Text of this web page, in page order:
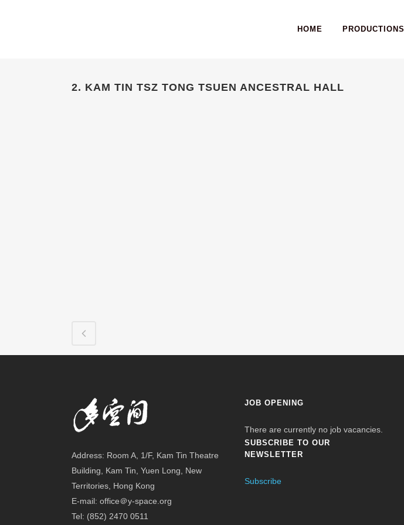
HOME PRODUCTIONS
2. KAM TIN TSZ TONG TSUEN ANCESTRAL HALL
Address: Room A, 1/F, Kam Tin Theatre
Building, Kam Tin, Yuen Long, New
Territories, Hong Kong
E-mail: office＠y-space.org
Tel: (852) 2470 0511
JOB OPENING
There are currently no job vacancies.
SUBSCRIBE TO OUR
NEWSLETTER
Subscribe